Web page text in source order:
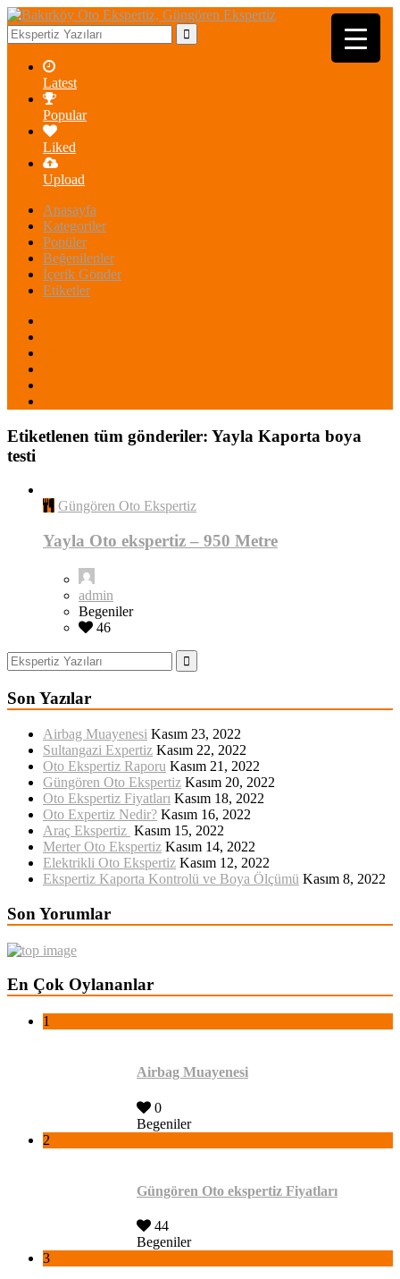
Latest
Popular
Liked
Upload
Anasayfa
Kategoriler
Popüler
Beğenilenler
İçerik Gönder
Etiketler
Etiketlenen tüm gönderiler: Yayla Kaporta boya
testi
Güngören Oto Ekspertiz
Yayla Oto ekspertiz – 950 Metre
admin
Begeniler
46
Son Yazılar
Airbag Muayenesi Kasım 23, 2022
Sultangazi Expertiz Kasım 22, 2022
Oto Ekspertiz Raporu Kasım 21, 2022
Güngören Oto Ekspertiz Kasım 20, 2022
Oto Ekspertiz Fiyatları Kasım 18, 2022
Oto Expertiz Nedir? Kasım 16, 2022
Araç Ekspertiz Kasım 15, 2022
Merter Oto Ekspertiz Kasım 14, 2022
Elektrikli Oto Ekspertiz Kasım 12, 2022
Ekspertiz Kaporta Kontrolü ve Boya Ölçümü Kasım 8, 2022
Son Yorumlar
En Çok Oylananlar
1
Airbag Muayenesi
0
Begeniler
2
Güngören Oto ekspertiz Fiyatları
44
Begeniler
3